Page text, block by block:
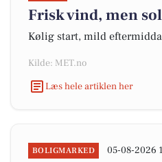
Frisk vind, men
Kølig start, mild
Kilde: MET.no
Læs hele artiklen her
BOLIGMARKED 05-08-2026